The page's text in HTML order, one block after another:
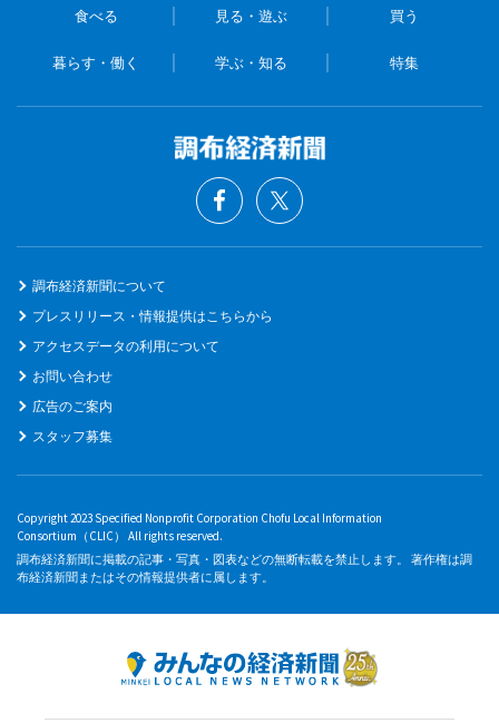
食べる 見る・遊ぶ 買う
暮らす・働く 学ぶ・知る 特集
調布経済新聞について
プレスリリース・情報提供はこちらから
アクセスデータの利用について
お問い合わせ
広告のご案内
スタッフ募集
Copyright 2023 Specified Nonprofit Corporation Chofu Local Information
Consortium（CLIC） All rights reserved.
調布経済新聞に掲載の記事・写真・図表などの無断転載を禁止します。 著作権は調
布経済新聞またはその情報提供者に属します。